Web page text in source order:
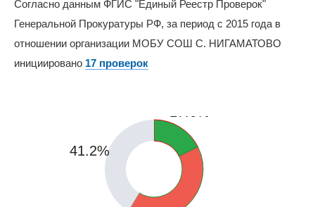
Согласно данным ФГИС "Единый Реестр Проверок"
Генеральной Прокуратуры РФ, за период с 2015 года в
отношении организации МОБУ СОШ С. НИГАМАТОВО
инициировано 17 проверок
17.6%
41.2%